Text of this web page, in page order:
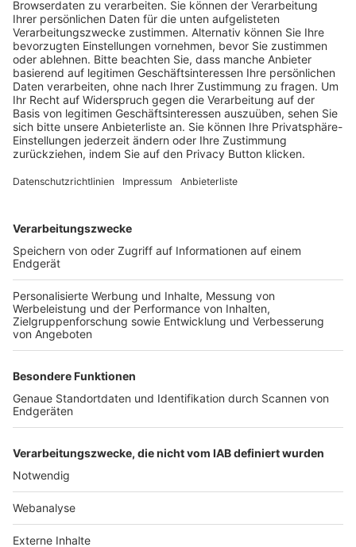
Trainerausbildung
Schulungsangebot Vereinsmitarbeiter
BFV-Geschäftsstellen
Trainerbörse
Login SpielPlus
FOLGE DEM BFV
TOP-VEREINE
TOP-PARTNER
Nutzungsbedingungen Datenschutz Impressum